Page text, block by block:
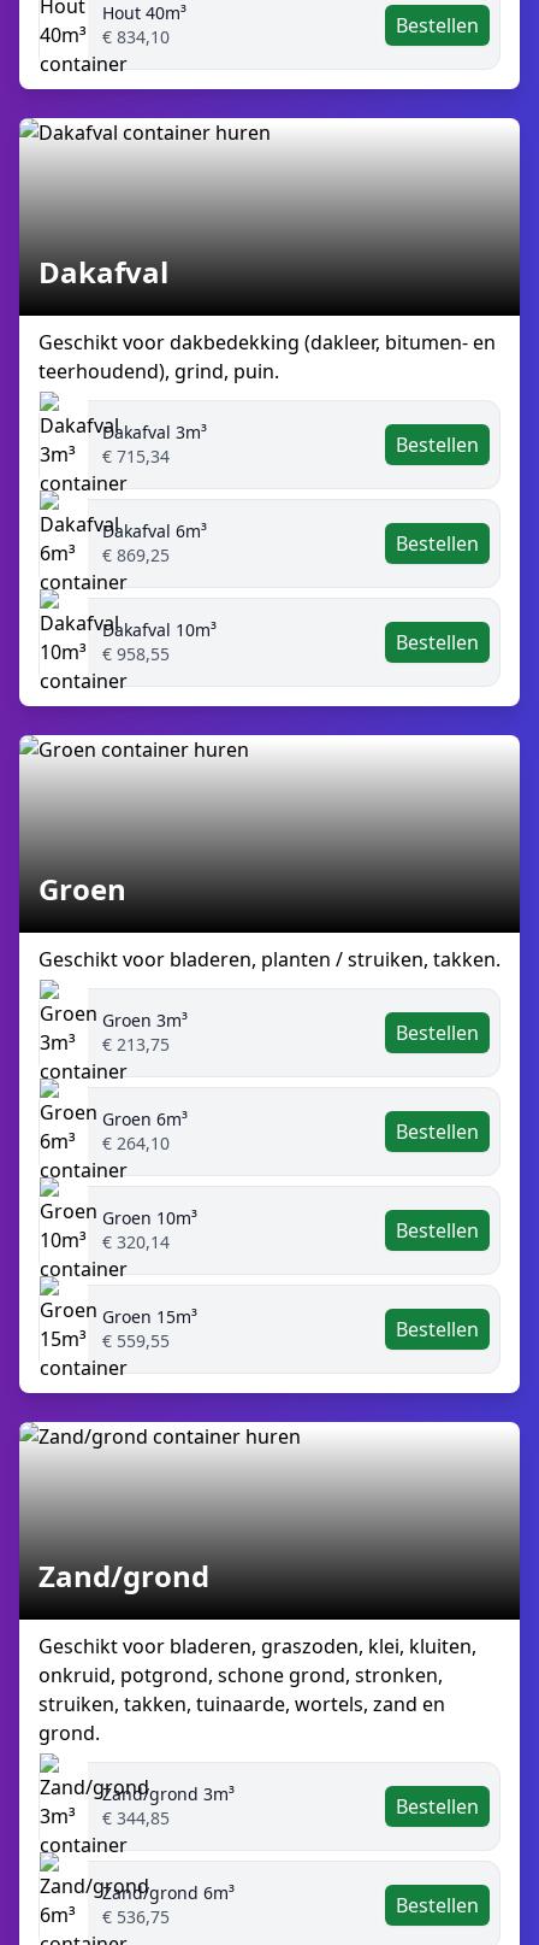
Hout 40m³
€ 834,10
Bestellen
Dakafval
Geschikt voor dakbedekking (dakleer, bitumen- en
teerhoudend), grind, puin.
Dakafval 3m³
€ 715,34
Bestellen
Dakafval 6m³
€ 869,25
Bestellen
Dakafval 10m³
€ 958,55
Bestellen
Groen
Geschikt voor bladeren, planten / struiken, takken.
Groen 3m³
€ 213,75
Bestellen
Groen 6m³
€ 264,10
Bestellen
Groen 10m³
€ 320,14
Bestellen
Groen 15m³
€ 559,55
Bestellen
Zand/grond
Geschikt voor bladeren, graszoden, klei, kluiten,
onkruid, potgrond, schone grond, stronken,
struiken, takken, tuinaarde, wortels, zand en
grond.
Zand/grond 3m³
€ 344,85
Bestellen
Zand/grond 6m³
€ 536,75
Bestellen